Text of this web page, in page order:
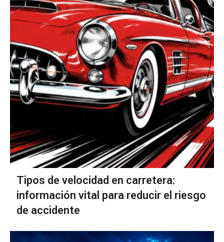
Tipos de velocidad en carretera:
información vital para reducir el riesgo
de accidente